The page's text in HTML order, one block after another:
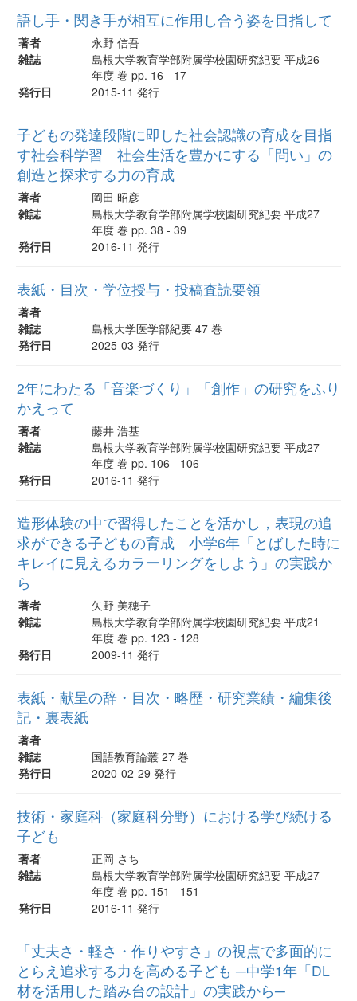
語し手・関き手が相互に作用し合う姿を目指して
著者
永野 信吾
雑誌
島根大学教育学部附属学校園研究紀要 平成26
年度 巻 pp. 16 - 17
発行日
2015-11 発行
子どもの発達段階に即した社会認識の育成を目指
す社会科学習 社会生活を豊かにする「問い」の
創造と探求する力の育成
著者
岡田 昭彦
雑誌
島根大学教育学部附属学校園研究紀要 平成27
年度 巻 pp. 38 - 39
発行日
2016-11 発行
表紙・目次・学位授与・投稿査読要領
著者
雑誌
島根大学医学部紀要 47 巻
発行日
2025-03 発行
2年にわたる「音楽づくり」「創作」の研究をふり
かえって
著者
藤井 浩基
雑誌
島根大学教育学部附属学校園研究紀要 平成27
年度 巻 pp. 106 - 106
発行日
2016-11 発行
造形体験の中で習得したことを活かし，表現の追
求ができる子どもの育成 小学6年「とばした時に
キレイに見えるカラーリングをしよう」の実践か
ら
著者
矢野 美穂子
雑誌
島根大学教育学部附属学校園研究紀要 平成21
年度 巻 pp. 123 - 128
発行日
2009-11 発行
表紙・献呈の辞・目次・略歴・研究業績・編集後
記・裏表紙
著者
雑誌
国語教育論叢 27 巻
発行日
2020-02-29 発行
技術・家庭科（家庭科分野）における学び続ける
子ども
著者
正岡 さち
雑誌
島根大学教育学部附属学校園研究紀要 平成27
年度 巻 pp. 151 - 151
発行日
2016-11 発行
「丈夫さ・軽さ・作りやすさ」の視点で多面的に
とらえ追求する力を高める子ども ─中学1年「DL
材を活用した踏み台の設計」の実践から─